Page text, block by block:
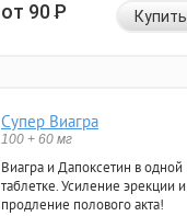
от 90Р Купить
Супер Виагра
100 + 60 мг
Виагра и Дапоксетин в одной
таблетке. Усиление эрекции и
продление полового акта!